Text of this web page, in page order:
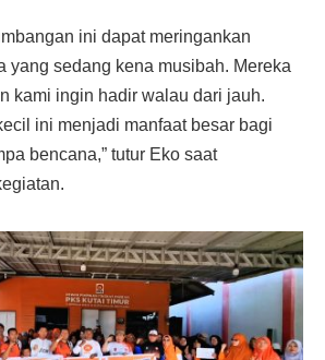
ini dapat meringankan
yang sedang kena musibah. Mereka
kami ingin hadir walau dari jauh.
ini menjadi manfaat besar bagi
bencana,” tutur Eko saat